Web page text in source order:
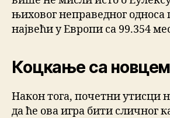
њиховог неправедног
највећи у Европи са 99.354
Коцкање са
Након тога, почетни утисци
да ће ова игра бити сличног